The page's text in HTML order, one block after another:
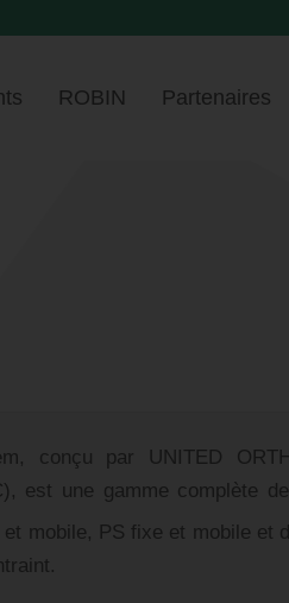
ROBIN Partenaires
conçu par UNITED
est une gamme complète
et mobile, PS fixe et mobile et